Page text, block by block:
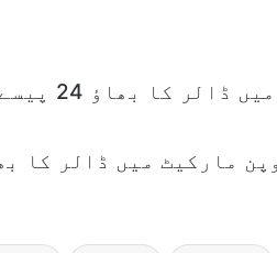
24 پیسے کم ہو کر 175 روپے 48 پیسے ہے۔
میں ڈالر کا بھاؤ 70 پیسے کم ہوکر 177